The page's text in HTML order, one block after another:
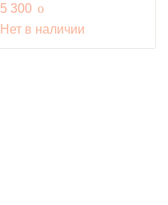
5 300 руб.
o
Нет в наличии